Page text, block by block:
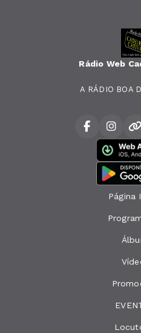
Rádio Web
A RÁDIO BOA
Página